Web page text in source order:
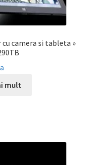
camera si tableta »
mult